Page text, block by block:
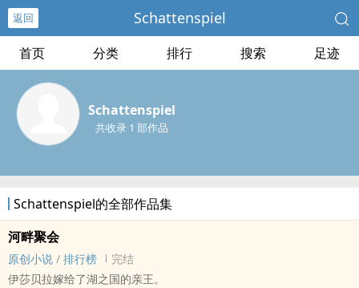
返回 Schattenspiel
首页 分类 排行 搜索 足迹
Schattenspiel
共收录 1 部作品
Schattenspiel的全部作品集
河畔聚会
原创小说 / 排行榜
完结
伊莎贝拉嫁给了湖之国的亲王。